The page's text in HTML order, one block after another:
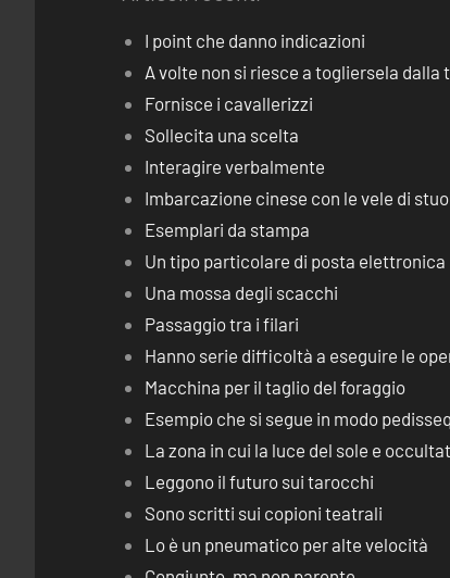
I point che danno indicazioni
A volte non si riesce a togliersela dalla
Fornisce i cavallerizzi
Sollecita una scelta
Interagire verbalmente
Imbarcazione cinese con le vele di
Esemplari da stampa
Un tipo particolare di posta elettronica
Una mossa degli scacchi
Passaggio tra i filari
Hanno serie difficoltà a eseguire le
Macchina per il taglio del foraggio
Esempio che si segue in modo
La zona in cui la luce del sole e
Leggono il futuro sui tarocchi
Sono scritti sui copioni teatrali
Lo è un pneumatico per alte velocità